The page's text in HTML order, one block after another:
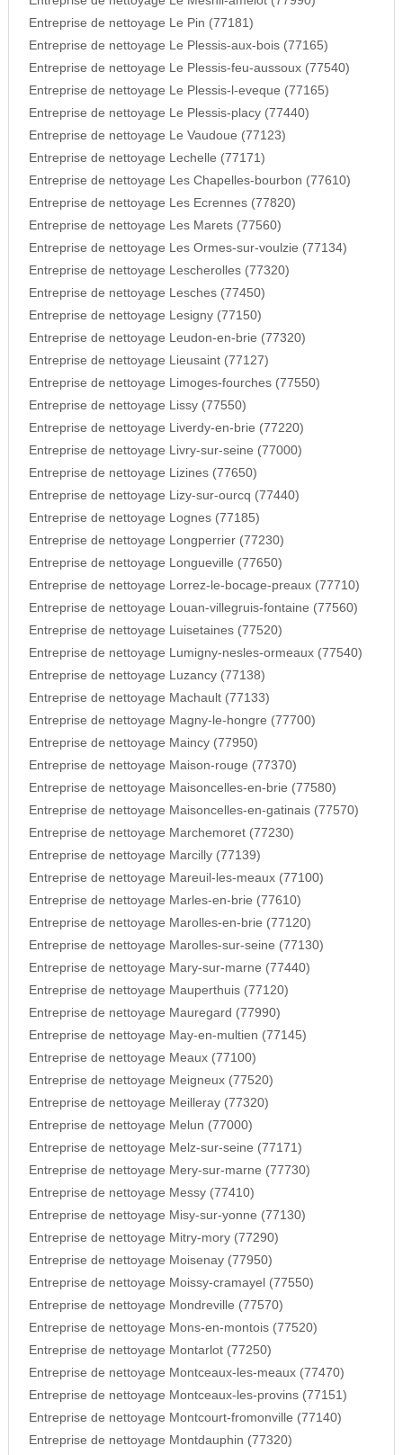
Entreprise de nettoyage Le Pin (77181)
Entreprise de nettoyage Le Plessis-aux-bois (77165)
Entreprise de nettoyage Le Plessis-feu-aussoux (77540)
Entreprise de nettoyage Le Plessis-l-eveque (77165)
Entreprise de nettoyage Le Plessis-placy (77440)
Entreprise de nettoyage Le Vaudoue (77123)
Entreprise de nettoyage Lechelle (77171)
Entreprise de nettoyage Les Chapelles-bourbon (77610)
Entreprise de nettoyage Les Ecrennes (77820)
Entreprise de nettoyage Les Marets (77560)
Entreprise de nettoyage Les Ormes-sur-voulzie (77134)
Entreprise de nettoyage Lescherolles (77320)
Entreprise de nettoyage Lesches (77450)
Entreprise de nettoyage Lesigny (77150)
Entreprise de nettoyage Leudon-en-brie (77320)
Entreprise de nettoyage Lieusaint (77127)
Entreprise de nettoyage Limoges-fourches (77550)
Entreprise de nettoyage Lissy (77550)
Entreprise de nettoyage Liverdy-en-brie (77220)
Entreprise de nettoyage Livry-sur-seine (77000)
Entreprise de nettoyage Lizines (77650)
Entreprise de nettoyage Lizy-sur-ourcq (77440)
Entreprise de nettoyage Lognes (77185)
Entreprise de nettoyage Longperrier (77230)
Entreprise de nettoyage Longueville (77650)
Entreprise de nettoyage Lorrez-le-bocage-preaux (77710)
Entreprise de nettoyage Louan-villegruis-fontaine (77560)
Entreprise de nettoyage Luisetaines (77520)
Entreprise de nettoyage Lumigny-nesles-ormeaux (77540)
Entreprise de nettoyage Luzancy (77138)
Entreprise de nettoyage Machault (77133)
Entreprise de nettoyage Magny-le-hongre (77700)
Entreprise de nettoyage Maincy (77950)
Entreprise de nettoyage Maison-rouge (77370)
Entreprise de nettoyage Maisoncelles-en-brie (77580)
Entreprise de nettoyage Maisoncelles-en-gatinais (77570)
Entreprise de nettoyage Marchemoret (77230)
Entreprise de nettoyage Marcilly (77139)
Entreprise de nettoyage Mareuil-les-meaux (77100)
Entreprise de nettoyage Marles-en-brie (77610)
Entreprise de nettoyage Marolles-en-brie (77120)
Entreprise de nettoyage Marolles-sur-seine (77130)
Entreprise de nettoyage Mary-sur-marne (77440)
Entreprise de nettoyage Mauperthuis (77120)
Entreprise de nettoyage Mauregard (77990)
Entreprise de nettoyage May-en-multien (77145)
Entreprise de nettoyage Meaux (77100)
Entreprise de nettoyage Meigneux (77520)
Entreprise de nettoyage Meilleray (77320)
Entreprise de nettoyage Melun (77000)
Entreprise de nettoyage Melz-sur-seine (77171)
Entreprise de nettoyage Mery-sur-marne (77730)
Entreprise de nettoyage Messy (77410)
Entreprise de nettoyage Misy-sur-yonne (77130)
Entreprise de nettoyage Mitry-mory (77290)
Entreprise de nettoyage Moisenay (77950)
Entreprise de nettoyage Moissy-cramayel (77550)
Entreprise de nettoyage Mondreville (77570)
Entreprise de nettoyage Mons-en-montois (77520)
Entreprise de nettoyage Montarlot (77250)
Entreprise de nettoyage Montceaux-les-meaux (77470)
Entreprise de nettoyage Montceaux-les-provins (77151)
Entreprise de nettoyage Montcourt-fromonville (77140)
Entreprise de nettoyage Montdauphin (77320)